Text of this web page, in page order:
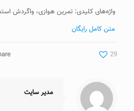
واژه‌های کلیدی: تمرین هوازی، واگردش
متن کامل رایگان
29
مدیر سایت